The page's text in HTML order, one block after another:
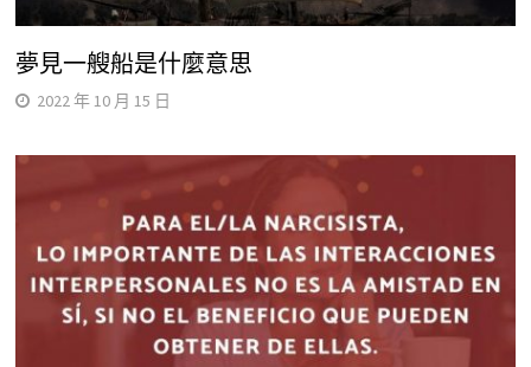
夢見一艘船是什麼意思
2022 年 10 月 15 日